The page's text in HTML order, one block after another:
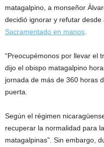
matagalpino, a monseñor
decidió ignorar y refutar desde
Sacramentado en manos
“Preocupémonos por llevar el
dijo el obispo matagalpino
jornada de más de 360 horas
puerta.
Según el régimen
recuperar la normalidad para
matagalpinas”. Sin embargo,